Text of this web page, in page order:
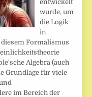
entwickelt
wurde, um
die Logik
in
Formalismus
Algebra (auch
Grundlage für viele
im Bereich der